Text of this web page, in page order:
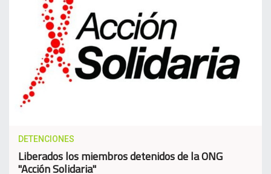
DETENCIONES
Liberados los miembros detenidos de la ONG
"Acción Solidaria"